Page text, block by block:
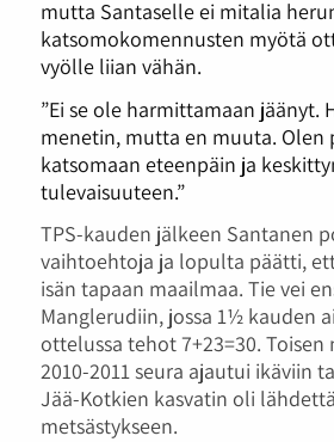
mutta Santaselle ei mitalia
katsomokomennusten myötä
vyölle liian vähän.
”Ei se ole harmittamaan jäänyt.
menetin, mutta en muuta. Olen
katsomaan eteenpäin ja
tulevaisuuteen.”
TPS-kauden jälkeen Santanen
vaihtoehtoja ja lopulta päätti,
isän tapaan maailmaa. Tie vei
Manglerudiin, jossa 1½ kauden
ottelussa tehot 7+23=30.
2010-2011 seura ajautui ikäviin
Jää-Kotkien kasvatin oli
metsästykseen.